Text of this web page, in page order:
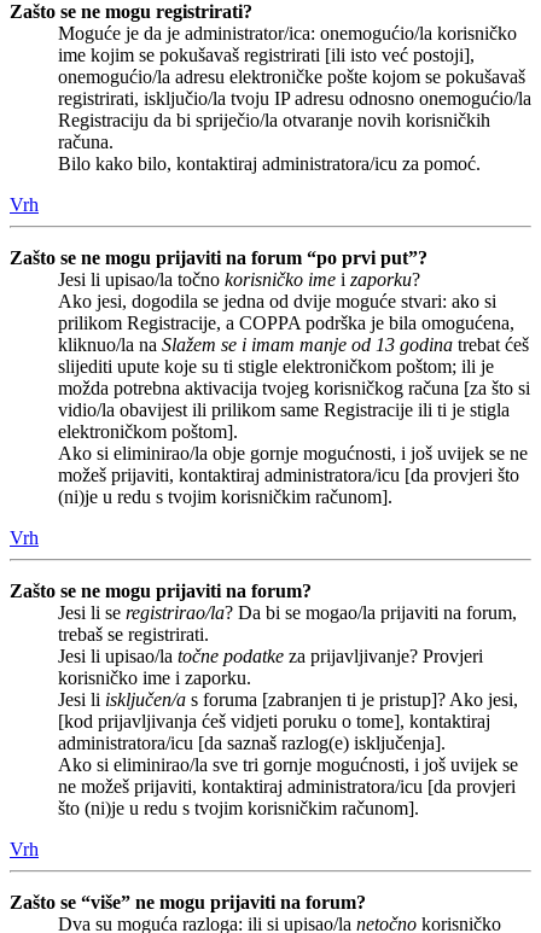
Zašto se ne mogu registrirati?
Moguće je da je administrator/ica: onemogućio/la korisničko
ime kojim se pokušavaš registrirati [ili isto već postoji],
onemogućio/la adresu elektroničke pošte kojom se pokušavaš
registrirati, isključio/la tvoju IP adresu odnosno onemogućio/la
Registraciju da bi spriječio/la otvaranje novih korisničkih
računa.
Bilo kako bilo, kontaktiraj administratora/icu za pomoć.
Vrh
Zašto se ne mogu prijaviti na forum “po prvi put”?
Jesi li upisao/la točno korisničko ime i zaporku?
Ako jesi, dogodila se jedna od dvije moguće stvari: ako si
prilikom Registracije, a COPPA podrška je bila omogućena,
kliknuo/la na Slažem se i imam manje od 13 godina trebat ćeš
slijediti upute koje su ti stigle elektroničkom poštom; ili je
možda potrebna aktivacija tvojeg korisničkog računa [za što si
vidio/la obavijest ili prilikom same Registracije ili ti je stigla
elektroničkom poštom].
Ako si eliminirao/la obje gornje mogućnosti, i još uvijek se ne
možeš prijaviti, kontaktiraj administratora/icu [da provjeri što
(ni)je u redu s tvojim korisničkim računom].
Vrh
Zašto se ne mogu prijaviti na forum?
Jesi li se registrirao/la? Da bi se mogao/la prijaviti na forum,
trebaš se registrirati.
Jesi li upisao/la točne podatke za prijavljivanje? Provjeri
korisničko ime i zaporku.
Jesi li isključen/a s foruma [zabranjen ti je pristup]? Ako jesi,
[kod prijavljivanja ćeš vidjeti poruku o tome], kontaktiraj
administratora/icu [da saznaš razlog(e) isključenja].
Ako si eliminirao/la sve tri gornje mogućnosti, i još uvijek se
ne možeš prijaviti, kontaktiraj administratora/icu [da provjeri
što (ni)je u redu s tvojim korisničkim računom].
Vrh
Zašto se “više” ne mogu prijaviti na forum?
Dva su moguća razloga: ili si upisao/la netočno korisničko